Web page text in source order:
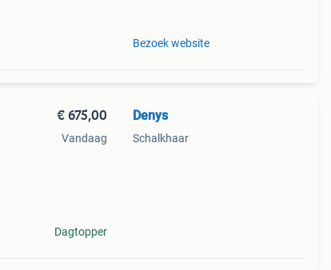
Bezoek website
€ 675,00
Vandaag
Dagtopper
Denys
Schalkhaar